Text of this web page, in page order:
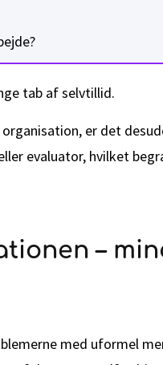
tab af selvtillid.
er det
evaluator, hvilket
–
med uformel